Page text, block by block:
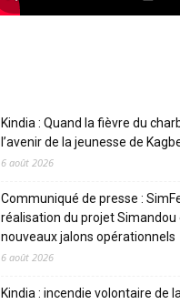
Kindia : Quand la fièvre du
l’avenir de la jeunesse de
6 août 2026
Communiqué de presse :
réalisation du projet
nouveaux jalons opérationnels
6 août 2026
Kindia : incendie volontaire de